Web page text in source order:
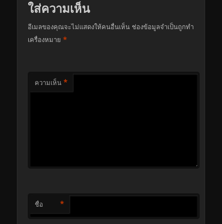
ใส่ความเห็น
อีเมลของคุณจะไม่แสดงให้คนอื่นเห็น ช่องข้อมูลจำเป็นถูกทำ
เครื่องหมาย*
ความเห็น *
ชื่อ *